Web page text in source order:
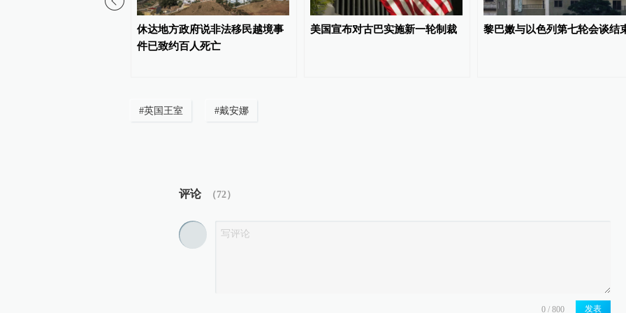
休达地方政府说非法移民越境事
件已致约百人死亡
美国宣布对古巴实施新一轮制裁 黎巴嫩与以色列第七轮会谈结
#英国王室 #戴安娜
评论 （72）
发表